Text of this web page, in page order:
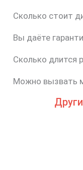
Сколько стоит
Вы даёте
Сколько длится
Можно вызвать